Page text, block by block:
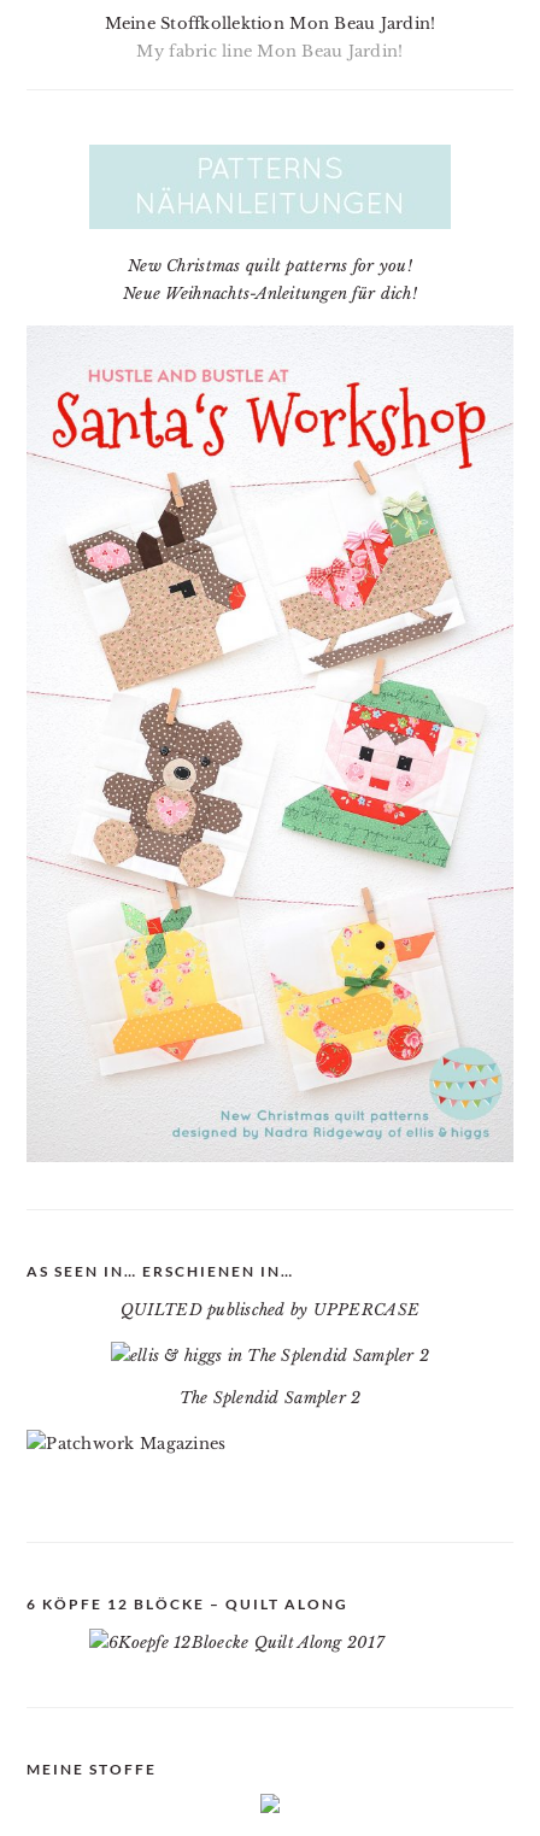
Meine Stoffkollektion Mon Beau Jardin!
My fabric line Mon Beau Jardin!
New Christmas quilt patterns for you!
Neue Weihnachts-Anleitungen für dich!
AS SEEN IN… ERSCHIENEN IN…
QUILTED publisched by UPPERCASE
The Splendid Sampler 2
6 KÖPFE 12 BLÖCKE – QUILT ALONG
MEINE STOFFE